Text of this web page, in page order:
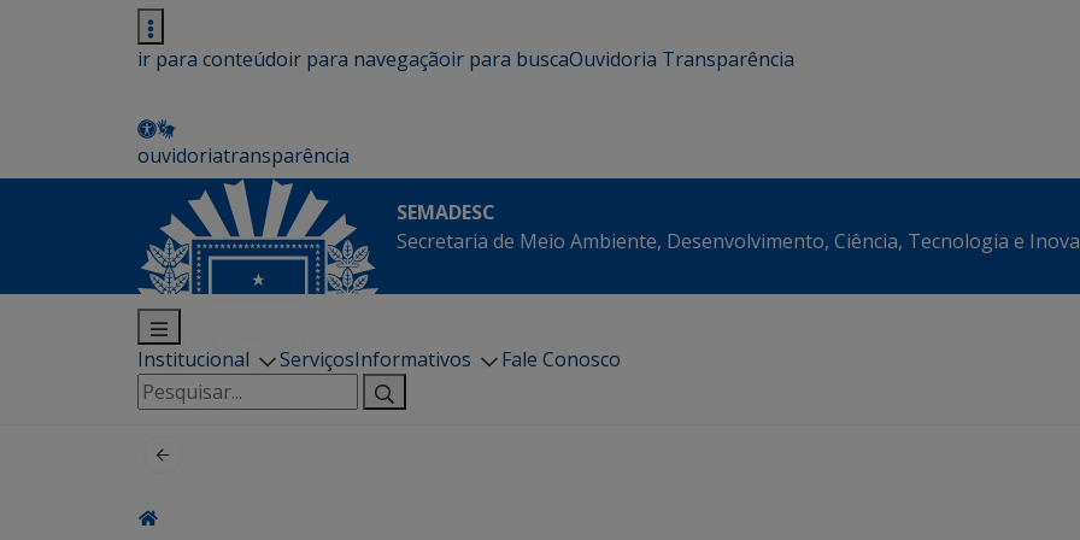
ir para conteúdoir para navegaçãoir para buscaOuvidoria Transparência
ouvidoriatransparência
SEMADESC
Secretaria de Meio Ambiente, Desenvolvimento, Ciência, Tecnologia e
Institucional ServiçosInformativos
Fale Conosco
Pesquisar
por: